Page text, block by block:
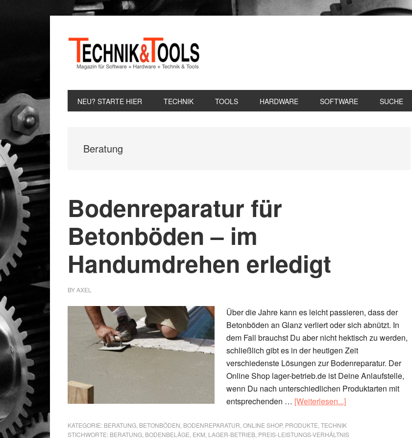
Hauptnavigation
NEU? STARTE HIER TECHNIK TOOLS HARDWARE SOFTWARE SUCHE
Beratung
Bodenreparatur für
Betonböden – im
Handumdrehen erledigt
BYAXEL
Über die Jahre kann es leicht passieren, dass der
Betonböden an Glanz verliert oder sich abnützt. In
dem Fall brauchst Du aber nicht hektisch zu werden,
schließlich gibt es in der heutigen Zeit
verschiedenste Lösungen zur Bodenreparatur. Der
Online Shop lager-betrieb.de ist Deine Anlaufstelle,
wenn Du nach unterschiedlichen Produktarten mit
entsprechenden … [Weiterlesen...]ÜberBodenreparatur
Betonböden
KATEGORIE: BERATUNG BETONBÖDEN BODENREPARATUR ONLINE SHOP, PRODUKTE TECHNIK
STICHWORTE: BERATUNG BODENBELÄGE EKM LAGER-BETRIEB PREIS-LEISTUNGS-VERHÄLTNIS